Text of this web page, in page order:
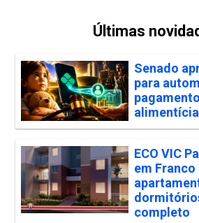
Últimas
Senado
para
alimentícia
ECO VIC
em Franco
completo